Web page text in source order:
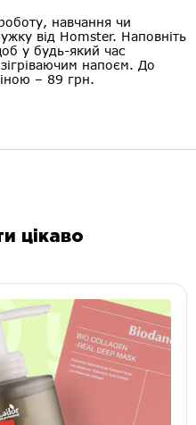
навчання чи
від Homster. Наповніть
у будь-який час
напоєм. До
– 89 грн.
цікаво